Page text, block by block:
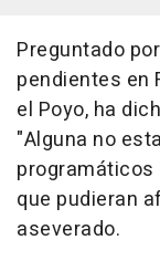
Preguntado
pendientes en
el Poyo, ha
"Alguna no
programáticos
que pudieran
aseverado.